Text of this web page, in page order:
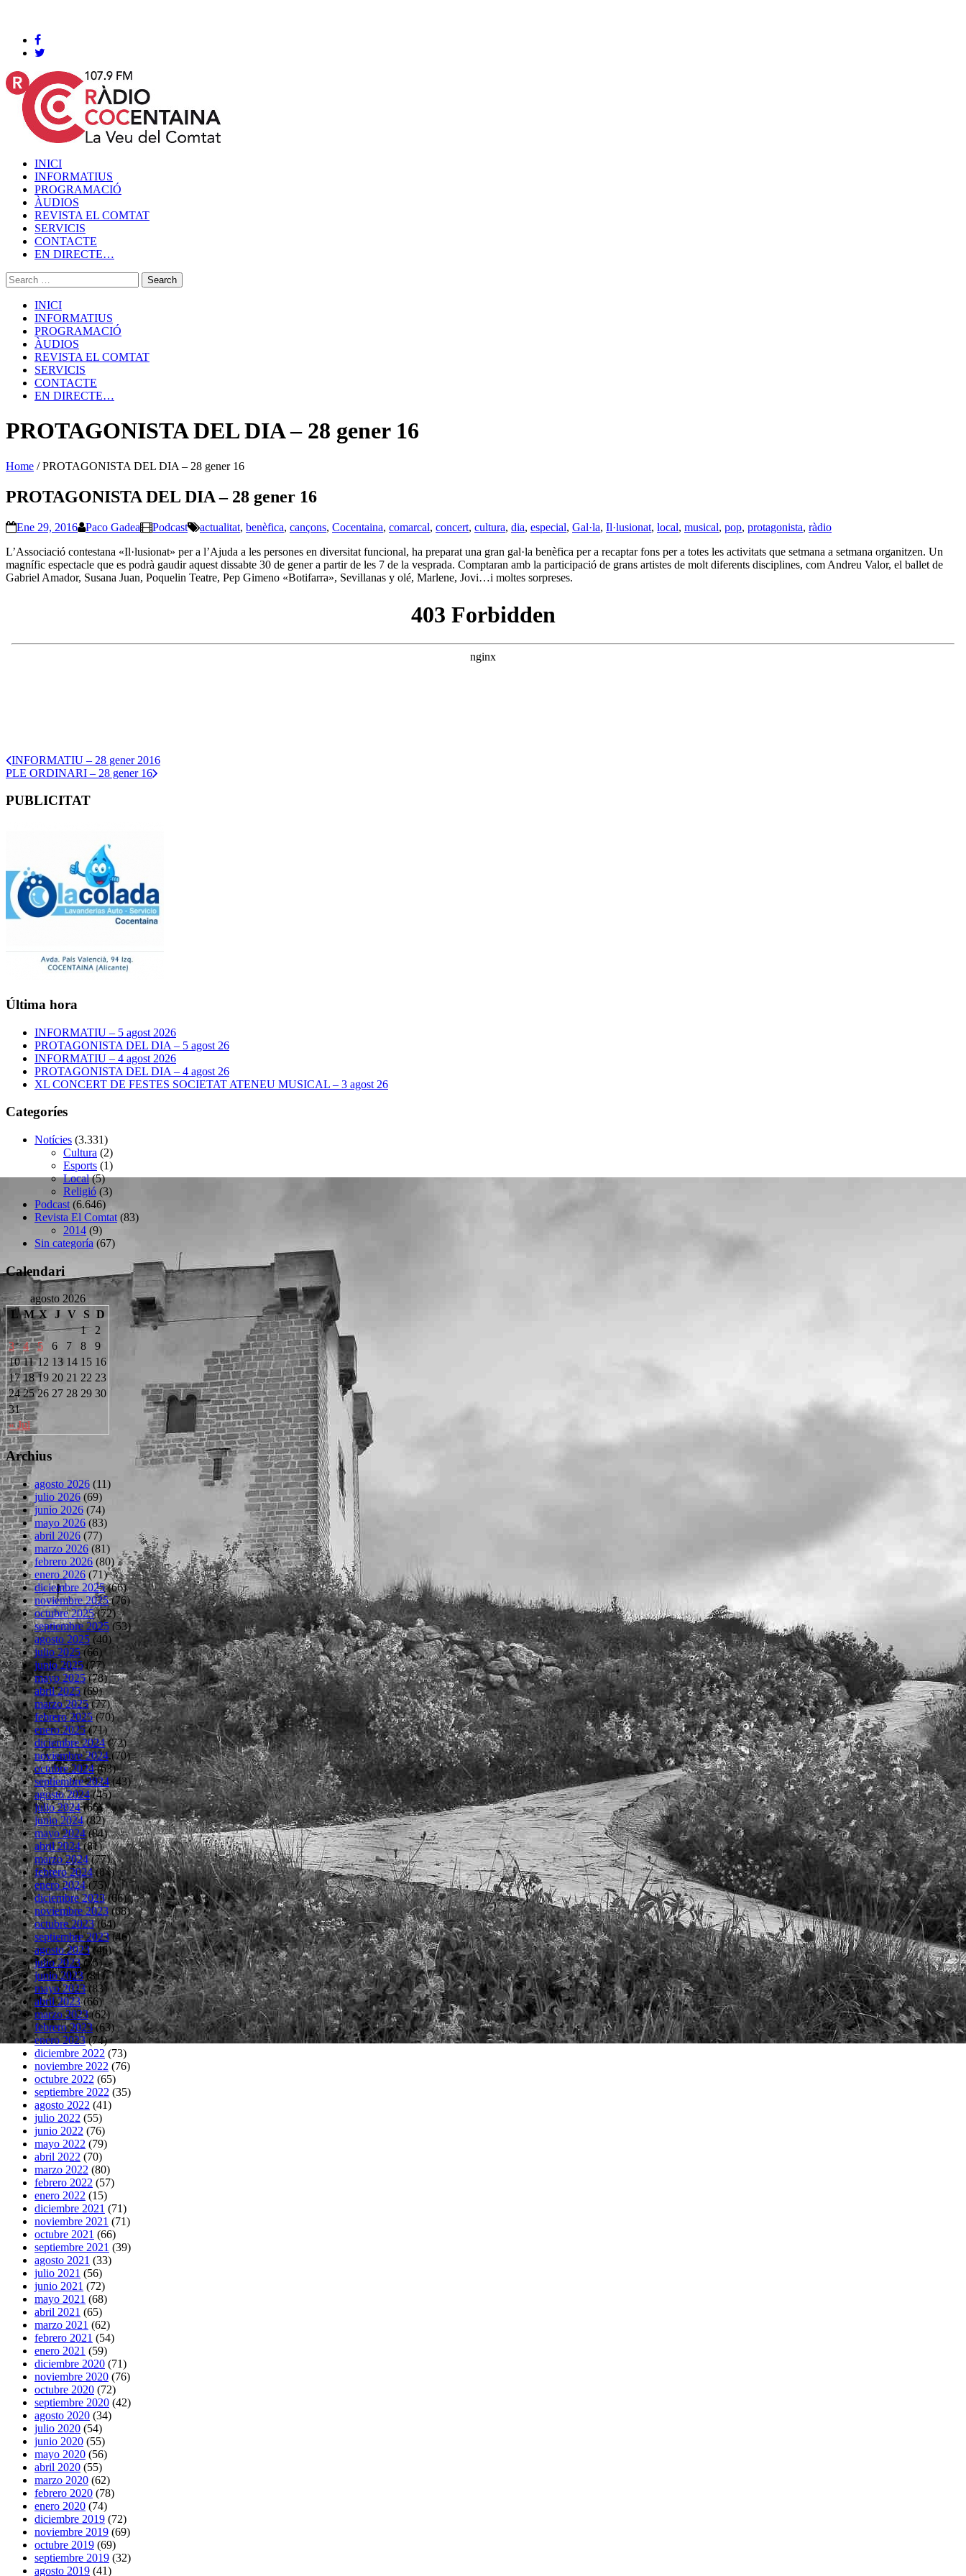
INICI
INFORMATIUS
PROGRAMACIÓ
ÀUDIOS
REVISTA EL COMTAT
SERVICIS
CONTACTE
EN DIRECTE…
INICI
INFORMATIUS
PROGRAMACIÓ
ÀUDIOS
REVISTA EL COMTAT
SERVICIS
CONTACTE
EN DIRECTE…
PROTAGONISTA DEL DIA – 28 gener 16
Home /PROTAGONISTA DEL DIA – 28 gener 16
PROTAGONISTA DEL DIA – 28 gener 16
Ene 29, 2016 Paco Gadea Podcast actualitat, benèfica, cançons, Cocentaina, comarcal, concert, cultura, dia, especial, Gal·la, Il·lusionat, local, musical, pop, protagonista, ràdio
L’Associació contestana «Il·lusionat» per a l’Ajuda a les persones en diversitat funcional, ha preparat una gran gal·la benèfica per a recaptar fons per a totes les activitats que setmana a setmana organitzen. Un
magnífic espectacle que es podrà gaudir aquest dissabte 30 de gener a partir de les 7 de la vesprada. Comptaran amb la participació de grans artistes de molt diferents disciplines, com Andreu Valor, el ballet de
Gabriel Amador, Susana Juan, Poquelin Teatre, Pep Gimeno «Botifarra», Sevillanas y olé, Marlene, Jovi…i moltes sorpreses.
INFORMATIU – 28 gener 2016
PLE ORDINARI – 28 gener 16
PUBLICITAT
Última hora
INFORMATIU – 5 agost 2026
PROTAGONISTA DEL DIA – 5 agost 26
INFORMATIU – 4 agost 2026
PROTAGONISTA DEL DIA – 4 agost 26
XL CONCERT DE FESTES SOCIETAT ATENEU MUSICAL – 3 agost 26
Categoríes
Notícies (3.331)
Cultura (2)
Esports (1)
Local(5)
Religió (3)
Podcast (6.646)
Revista El Comtat (83)
2014 (9)
Sin categoría (67)
Calendari
agosto 2026
L M X J V S D
« Jul
1
2
3
4 5 6 7 8
9
10 11 12 13 14 15 16
17 18 19 20 21 22 23
24 25 26 27 28 29 30
31
Archius
agosto 2026 (11)
julio 2026 (69)
junio 2026 (74)
mayo 2026 (83)
abril 2026 (77)
marzo 2026 (81)
febrero 2026 (80)
enero 2026 (71)
diciembre 2025(66)
noviembre 2025(76)
octubre 2025(72)
septiembre 2025 (53)
agosto 2025(40)
julio 2025(66)
junio 2025(77)
mayo 2025(78)
abril 2025(69)
marzo 2025(77)
febrero 2025(70)
enero 2025(71)
diciembre 2024(72)
noviembre 2024(70)
octubre 2024(63)
septiembre 2024(43)
agosto 2024(45)
julio 2024(66)
junio 2024(82)
mayo 2024(84)
abril 2024(81)
marzo 2024(77)
febrero 2024(84)
enero 2024(75)
diciembre 2023(66)
noviembre 2023(68)
octubre 2023(64)
septiembre 2023(46)
agosto 2023(46)
julio 2023(75)
junio 2023(81)
mayo 2023(83)
abril 2023(66)
marzo 2023(62)
febrero 2023(63)
enero 2023(74)
diciembre 2022 (73)
noviembre 2022 (76)
octubre 2022 (65)
septiembre 2022 (35)
agosto 2022 (41)
julio 2022 (55)
junio 2022 (76)
mayo 2022 (79)
abril 2022 (70)
marzo 2022 (80)
febrero 2022 (57)
enero 2022 (15)
diciembre 2021 (71)
noviembre 2021 (71)
octubre 2021 (66)
septiembre 2021 (39)
agosto 2021 (33)
julio 2021 (56)
junio 2021 (72)
mayo 2021 (68)
abril 2021 (65)
marzo 2021 (62)
febrero 2021 (54)
enero 2021 (59)
diciembre 2020 (71)
noviembre 2020 (76)
octubre 2020 (72)
septiembre 2020 (42)
agosto 2020 (34)
julio 2020 (54)
junio 2020 (55)
mayo 2020 (56)
abril 2020 (55)
marzo 2020 (62)
febrero 2020 (78)
enero 2020 (74)
diciembre 2019 (72)
noviembre 2019 (69)
octubre 2019 (69)
septiembre 2019 (32)
agosto 2019 (41)